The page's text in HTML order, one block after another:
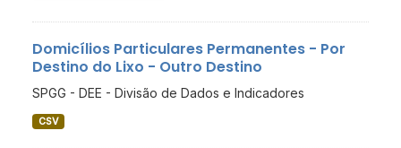
Domicílios Particulares Permanentes - Por
Destino do Lixo - Outro Destino
SPGG - DEE - Divisão de Dados e Indicadores
CSV